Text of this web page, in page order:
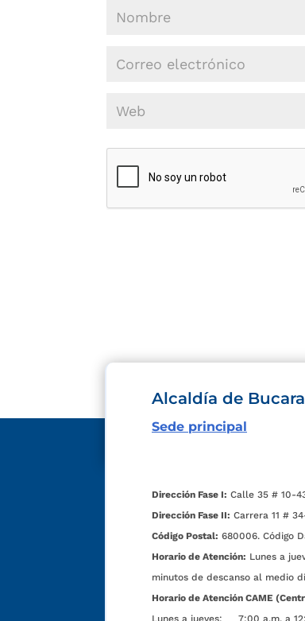
Alcaldía de
Sede principal
Dirección Fase I: Calle 35 # 10-
Dirección Fase II: Carrera 11 #
Código Postal: 680006. Código
Horario de Atención: Lunes a
minutos de descanso al medio
Horario de Atención CAME
Lunes a jueves: 7:00 a.m. a